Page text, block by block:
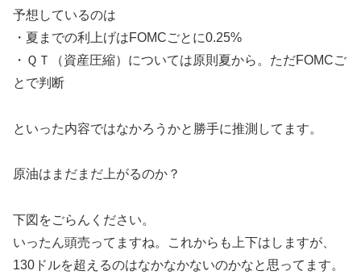
予想しているのは
・夏までの利上げはFOMCごとに0.25%
・ＱＴ（資産圧縮）については原則夏から。ただFOMCご
とで判断
といった内容ではなかろうかと勝手に推測してます。
原油はまだまだ上がるのか？
下図をごらんください。
いったん頭売ってますね。これからも上下はしますが、
130ドルを超えるのはなかなかないのかなと思ってます。